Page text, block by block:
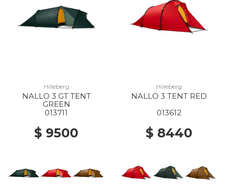
Hilleberg
NALLO 3 GT TENT
GREEN
013711
$ 9500
Hilleberg
NALLO 3 TENT RED
013612
$ 8440